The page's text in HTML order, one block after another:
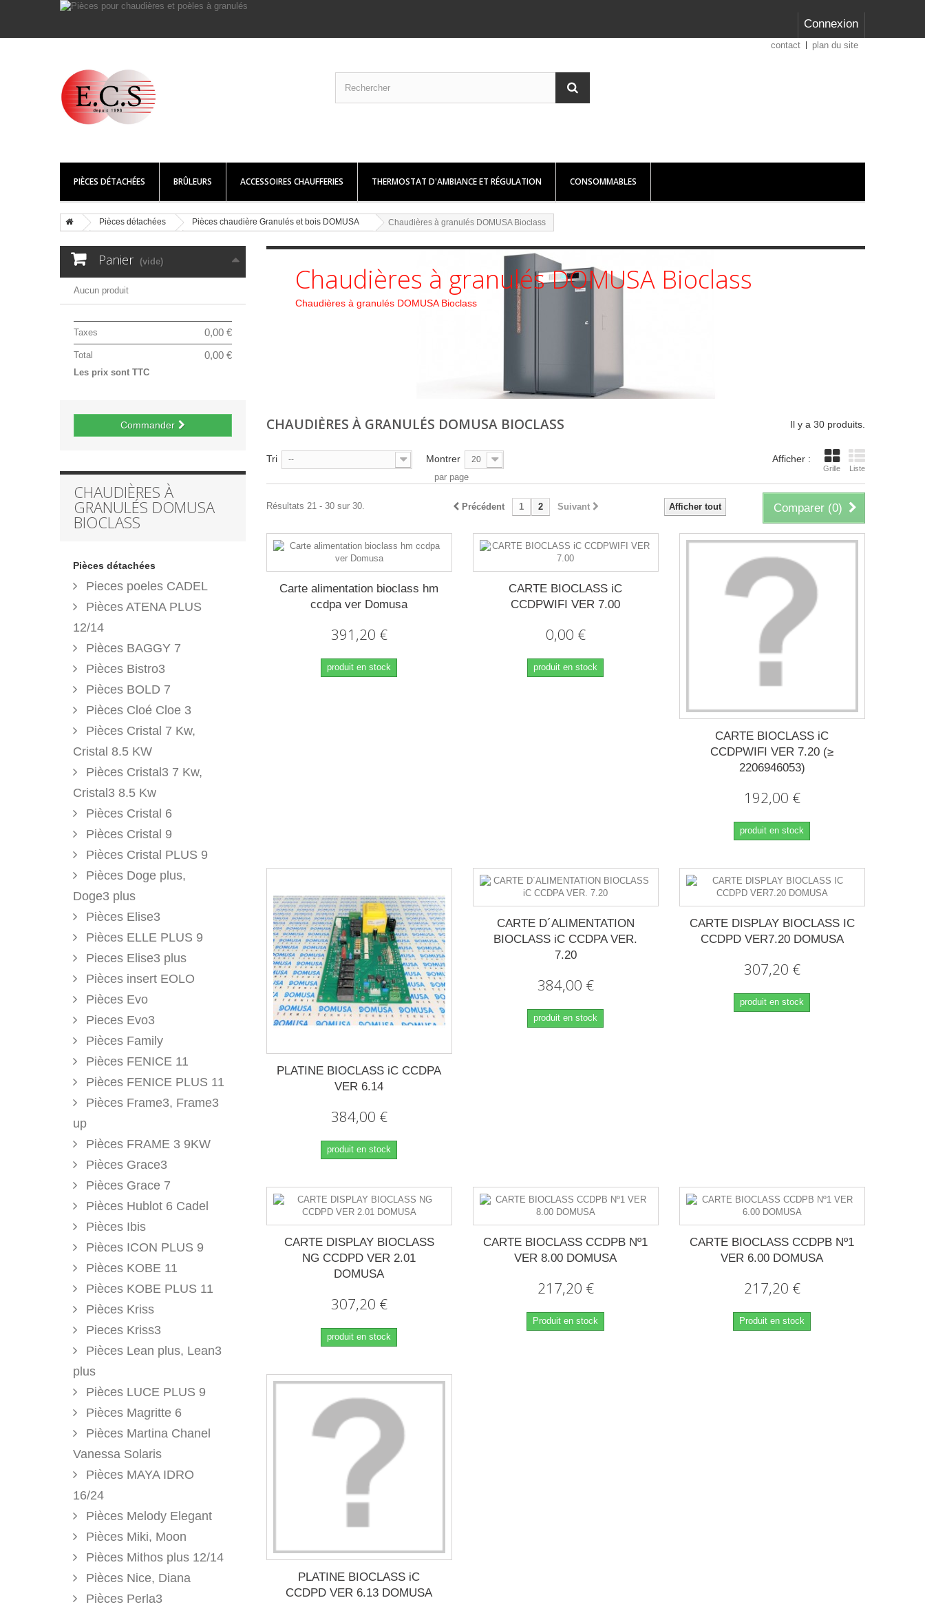
Connexion
contact plan du site
PIÈCES DÉTACHÉES BRÛLEURS ACCESSOIRES CHAUFFERIES THERMOSTAT D'AMBIANCE ET RÉGULATION CONSOMMABLES
Pièces détachées Pièces chaudière Granulés et bois DOMUSA Chaudières à granulés DOMUSA Bioclass
Panier (vide)
Aucun produit
0,00 €
Taxes
0,00 €
Total
Les prix sont TTC
Commander
CHAUDIÈRES À
GRANULÉS DOMUSA
BIOCLASS
Pièces détachées
Pieces poeles CADEL
Pièces ATENA PLUS
12/14
Pièces BAGGY 7
Pièces Bistro3
Pièces BOLD 7
Pièces Cloé Cloe 3
Pièces Cristal 7 Kw,
Cristal 8.5 KW
Pièces Cristal3 7 Kw,
Cristal3 8.5 Kw
Pièces Cristal 6
Pièces Cristal 9
Pièces Cristal PLUS 9
Pièces Doge plus,
Doge3 plus
Pièces Elise3
Pièces ELLE PLUS 9
Pieces Elise3 plus
Pièces insert EOLO
Pièces Evo
Pieces Evo3
Pièces Family
Pièces FENICE 11
Pièces FENICE PLUS 11
Pièces Frame3, Frame3
up
Pièces FRAME 3 9KW
Pièces Grace3
Pièces Grace 7
Pièces Hublot 6 Cadel
Pièces Ibis
Pièces ICON PLUS 9
Pièces KOBE 11
Pièces KOBE PLUS 11
Pièces Kriss
Pieces Kriss3
Pièces Lean plus, Lean3
plus
Pièces LUCE PLUS 9
Pièces Magritte 6
Pièces Martina Chanel
Vanessa Solaris
Pièces MAYA IDRO
16/24
Pièces Melody Elegant
Pièces Miki, Moon
Pièces Mithos plus 12/14
Pièces Nice, Diana
Pièces Perla3
Chaudières à granulés DOMUSA Bioclass
Chaudières à granulés DOMUSA Bioclass
CHAUDIÈRES À GRANULÉS DOMUSA BIOCLASS Il y a 30 produits.
Afficher :
Grille Liste
Tri -- Montrer 20
par page
Comparer (0)
Afficher tout
Précédent 1 2 Suivant
Résultats 21 - 30 sur 30.
Carte alimentation bioclass hm
ccdpa ver Domusa
391,20 €
produit en stock
CARTE BIOCLASS iC
CCDPWIFI VER 7.00
0,00 €
produit en stock
CARTE BIOCLASS iC
CCDPWIFI VER 7.20 (≥
2206946053)
192,00 €
produit en stock
PLATINE BIOCLASS iC CCDPA
VER 6.14
384,00 €
produit en stock
CARTE D´ALIMENTATION
BIOCLASS iC CCDPA VER.
7.20
384,00 €
produit en stock
CARTE DISPLAY BIOCLASS IC
CCDPD VER7.20 DOMUSA
307,20 €
produit en stock
CARTE DISPLAY BIOCLASS
NG CCDPD VER 2.01
DOMUSA
307,20 €
produit en stock
CARTE BIOCLASS CCDPB Nº1
VER 8.00 DOMUSA
217,20 €
Produit en stock
CARTE BIOCLASS CCDPB Nº1
VER 6.00 DOMUSA
217,20 €
Produit en stock
PLATINE BIOCLASS iC
CCDPD VER 6.13 DOMUSA